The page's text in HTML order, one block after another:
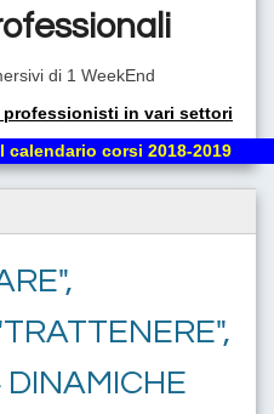
di Evoluzione Personale
di 1 WeekEnd
in vari settori
corsi 2018-2019
DINAMICHE